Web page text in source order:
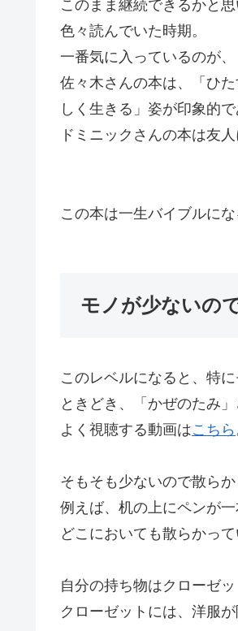
このまま継続できるかと
色々読んでいた時期。
一番気に入っているのが
佐々木さんの本は、「ひ
しく生きる」姿が印象的で
ドミニックさんの本は友
この本は一生バイブルにな
モノが少ないの
このレベルになると、特
ときどき、「かぜのたみ
よく視聴する動画はこちら
そもそも少ないので散らか
例えば、机の上にペンが一
どこにおいても散らかって
自分の持ち物はクローゼ
クローゼットには、洋服